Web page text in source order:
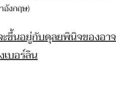
อังกฤษ)
ขึ้นอยู่กับดุลยพินิจของอา
บอร์ลิน